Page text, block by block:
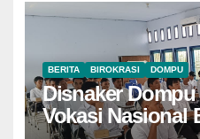
BERITA BIROKRASI DOMPU
Disnaker
Vokasi Nasional